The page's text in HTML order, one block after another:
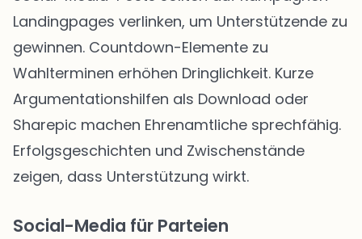
Landingpages verlinken, um Unterstützende zu
gewinnen. Countdown-Elemente zu
Wahlterminen erhöhen Dringlichkeit. Kurze
Argumentationshilfen als Download oder
Sharepic machen Ehrenamtliche sprechfähig.
Erfolgsgeschichten und Zwischenstände
zeigen, dass Unterstützung wirkt.
Social-Media für Parteien